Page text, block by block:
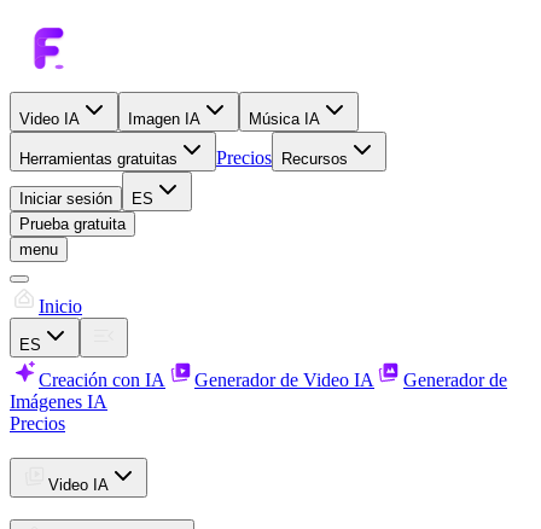
Video IA Imagen IA Música IA
Herramientas gratuitas Precios Recursos
Iniciar sesión
ES
Prueba gratuita
menu
Inicio
ES
Creación con IA Generador de Video IA
Generador de
Imágenes IA
Precios
Video IA